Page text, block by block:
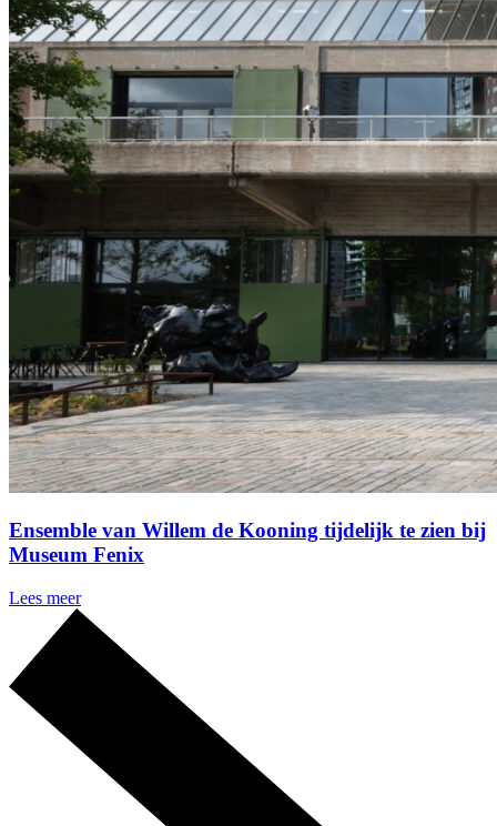
Ensemble van Willem de Kooning tijdelijk te zien bij
Museum Fenix
Lees meer